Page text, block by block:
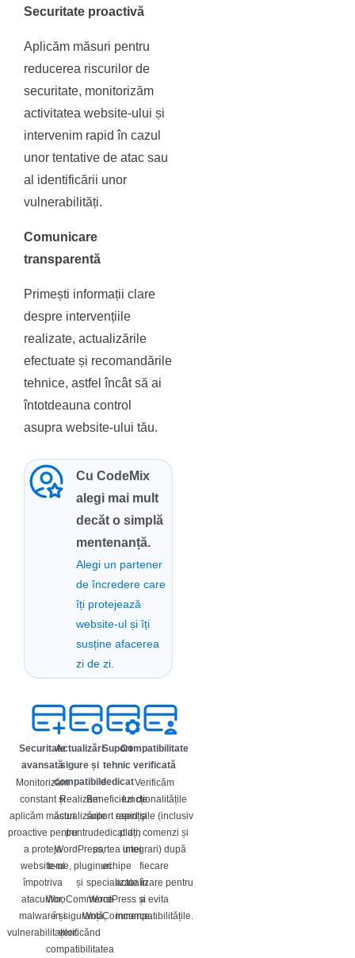
Securitate proactivă
Aplicăm măsuri pentru
reducerea riscurilor de
securitate, monitorizăm
activitatea website-ului și
intervenim rapid în cazul
unor tentative de atac sau
al identificării unor
vulnerabilități.
Comunicare
transparentă
Primești informații clare
despre intervențiile
realizate, actualizările
efectuate și recomandările
tehnice, astfel încât să ai
întotdeauna control
asupra website-ului tău.
Cu CodeMix
alegi mai mult
decăt o simplă
mentenanță.
Alegi un partener
de încredere care
îți protejează
website-ul și îți
susține afacerea
zi de zi.
Securitate
avansată
Monitorizăm
constant și
aplicăm măsuri
proactive pentru
a proteja
website-ul
împotriva
atacurilor,
malware și
vulnerabilitaților.
Actualizări
sigure și
compatibile
Realizăm
actualizările
pentru
WordPress,
teme, pluginuri
și
WooCommerce
în siguranță,
verificănd
compatibilitatea
Suport
tehnic
dedicat
Beneficiezi de
suport rapid şi
dedicat din
partea unei
echipe
specializate în
WordPress și
WooCommerce.
Compatibilitate
verificată
Verificăm
funcționalitățile
esențiale (inclusiv
plați, comenzi și
integrari) după
fiecare
actualizare pentru
a evita
incompatibilitățile.